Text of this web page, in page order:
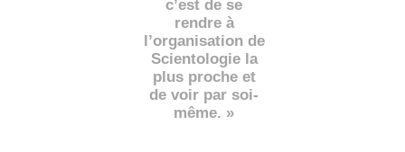
c’est de se
rendre à
l’organisation de
Scientologie la
plus proche et
de voir par soi-
même. »